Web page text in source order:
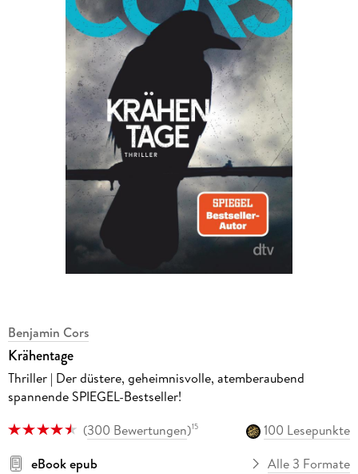
Benjamin Cors
Krähentage
Thriller | Der düstere, geheimnisvolle, atemberaubend
spannende SPIEGEL-Bestseller!
(300 Bewertungen)15
100 Lesepunkte
eBook epub
Alle 3 Formate